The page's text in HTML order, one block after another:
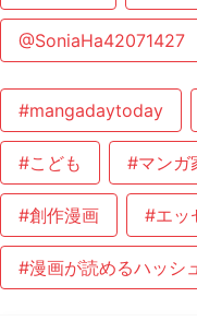
@SoniaHa42071427
#mangadaytoday
#こども #マンガ
#創作漫画 #エッ
#漫画が読めるハッシ